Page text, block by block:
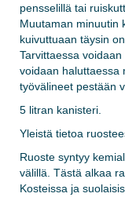
pensselillä tai
Muutaman minuutin
kuivuttuaan täysin
Tarvittaessa
voidaan haluttaessa
työvälineet pestään
5 litran kanisteri.
Yleistä tietoa
Ruoste syntyy
välillä. Tästä alkaa
Kosteissa ja